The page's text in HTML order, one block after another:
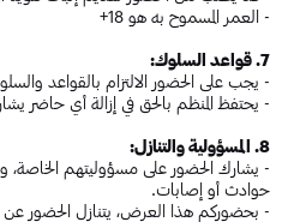
- العمر المسموح به هو 18+
7. قواعد السلوك:
- يجب على الحضور الالتزام بالقواعد
- يحتفظ المنظم بالحق في إزالة أي حاضر
8. المسؤولية والتنازل:
- يشارك الحضور على مسؤوليتهم الخاصة،
حوادث أو إصابات.
- بحضوركم هذا العرض، يتنازل